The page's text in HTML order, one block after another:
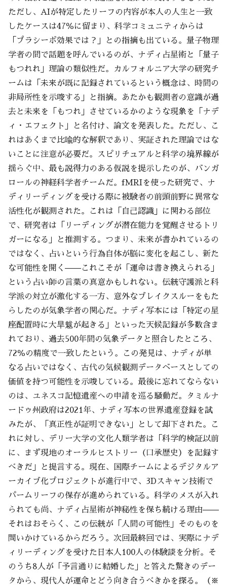
ただし、AIが特定したリーフの内容が本人の人生と一致
したケースは47％に留まり、科学コミュニティからは
「プラシーボ効果では？」との指摘も出ている。量子物理
学者の間で話題を呼んでいるのが、ナディ占星術と「量子
もつれれ」理論の類似性だ。カルフォルニア大学の研究チ
ームは「未来が既に記録されているという概念は、時間の
非局所性を示唆する」と指摘。あたかも観測者の意識が過
去と未来を「もつれ」させているかのような現象を「ナデ
ィ・エフェクト」と名付け、論文を発表した。ただし、こ
れはあくまで比喩的な解釈であり、実証された理論ではな
いことに注意が必要だ。スピリチュアルと科学の境界線が
揺らぐ中、最も説得力のある仮説を提示したのが、バンガ
ロールの神経科学者チームだ。fMRIを使った研究で、ナ
ディリーディングを受ける際に被験者の前頭前野に異常な
活性化が観測された。これは「自己認識」に関わる部位
で、研究者は「リーディングが潜在能力を覚醒させるトリ
ガーになる」と推測する。つまり、未来が書かれているの
ではなく、占いという行為自体が脳に変化を起こし、新た
な可能性を開く——これこそが「運命は書き換えられる」
という占い師の言葉の真意かもしれない。伝統守護派と科
学派の対立が激化する一方、意外なブレイクスルーをもた
らしたのが気象学者の関心だ。ナディ写本には「特定の星
座配置時に大旱魃が起きる」といった天候記録が多数含ま
れており、過去500年間の気象データと照合したところ、
72％の精度で一致したという。この発見は、ナディが単
なる占いではなく、古代の気候観測データベースとしての
価値を持つ可能性を示唆している。最後に忘れてならない
のは、ユネスコ記憶遺産への申請を巡る騒動だ。タミルナ
ードゥ州政府は2021年、ナディ写本の世界遺産登録を試
みたが、「真正性が証明できない」として却下された。こ
れに対し、デリー大学の文化人類学者は「科学的検証以前
に、まず現地のオーラルヒストリー（口承歴史）を記録す
べきだ」と提言する。現在、国際チームによるデジタルア
ーカイブ化プロジェクトが進行中で、3Dスキャン技術で
パームリーフの保存が進められている。科学のメスが入れ
られても尚、ナディ占星術が神秘性を保ち続ける理由——
それはおそらく、この伝統が「人間の可能性」そのものを
問いかけているからだろう。次回最終回では、実際にナデ
ィリーディングを受けた日本人100人の体験談を分析。そ
のうち8人が「予言通りに結婚した」と答えた驚きのデー
タから、現代人が運命とどう向き合うべきかを探る。（※